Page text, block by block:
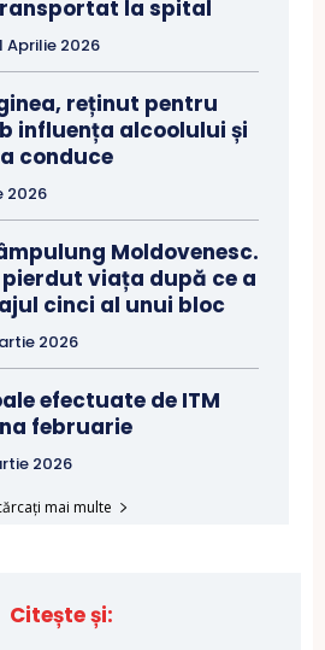
la spital
Aprilie 2026
reținut pentru
influența alcoolului și
conduce
2026
Moldovenesc.
viața după ce a
cinci al unui bloc
2026
efectuate de ITM
februarie
2026
mai multe
Citește și: